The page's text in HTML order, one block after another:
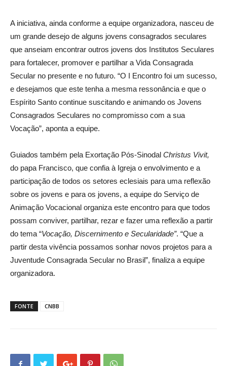
A iniciativa, ainda conforme a equipe organizadora, nasceu de
um grande desejo de alguns jovens consagrados seculares
que anseiam encontrar outros jovens dos Institutos Seculares
para fortalecer, promover e partilhar a Vida Consagrada
Secular no presente e no futuro. “O I Encontro foi um sucesso,
e desejamos que este tenha a mesma ressonância e que o
Espírito Santo continue suscitando e animando os Jovens
Consagrados Seculares no compromisso com a sua
Vocação”, aponta a equipe.
Guiados também pela Exortação Pós-Sinodal Christus Vivit,
do papa Francisco, que confia à Igreja o envolvimento e a
participação de todos os setores eclesiais para uma reflexão
sobre os jovens e para os jovens, a equipe do Serviço de
Animação Vocacional organiza este encontro para que todos
possam conviver, partilhar, rezar e fazer uma reflexão a partir
do tema “Vocação, Discernimento e Secularidade”. “Que a
partir desta vivência possamos sonhar novos projetos para a
Juventude Consagrada Secular no Brasil”, finaliza a equipe
organizadora.
FONTE CNBB